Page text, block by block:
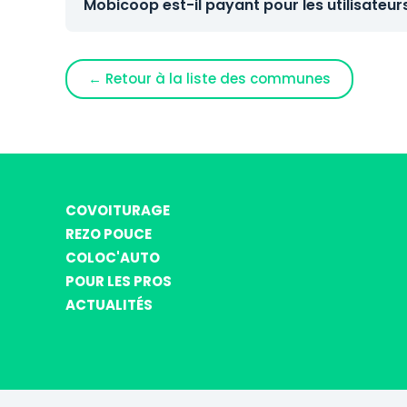
Mobicoop est-il payant pour les
← Retour à la liste des communes
COVOITURAGE
REZO POUCE
COLOC'AUTO
POUR LES PROS
ACTUALITÉS